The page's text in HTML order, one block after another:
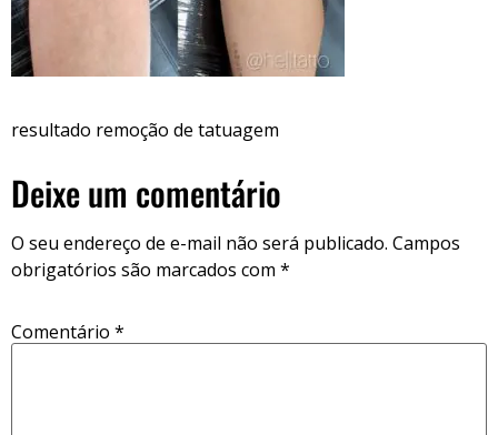
resultado remoção de tatuagem
Deixe um comentário
O seu endereço de e-mail não será publicado. Campos
obrigatórios são marcados com *
Comentário *